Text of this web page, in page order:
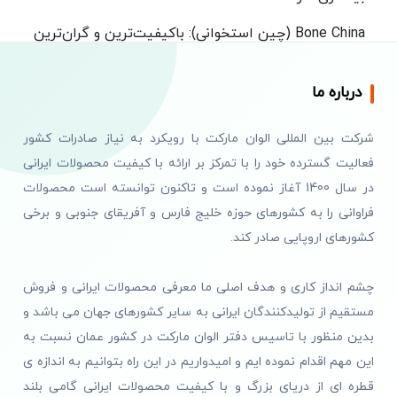
Bone China (چین استخوانی):
باکیفیت‌ترین و گران‌ترین
بسیار سبک است اما خیلی سخت و مقاوم است.
Porcelain (پرسلیه):
کیفیت بالا، رنگ سفید تیره و
درخشش طبیعی. مناسب استفاده روزانه و مهمانی‌ها.
ارزان‌تر از Bone China.
سرویس غذا خوری سرامیکی —
گرم و صمیمی
سرویس سرامیکی ظاهر گرم و صمیمی دارد و برای
استفاده روزانه مناسب‌تر است. سرامیک مقاومت خوبی در
برابر ضربه دارد و طرح‌ها و رنگ‌های متنوعی دارد. مدل‌های
هندسی و طرح‌های انتزاعی محبوبیت بیشتری دارند.
سرامیک سنگین:ضخیم‌تر و مقاوم‌تر، مناسب استفاده
درباره ما
شرکت بین المللی الوان مارکت با رویکرد به نیاز صادرات کشور
فعالیت گسترده خود را با تمرکز بر ارائه با کیفیت محصولات ایرانی
در سال 1400 آغاز نموده است و تاکنون توانسته است محصولات
فراوانی را به کشورهای حوزه خلیج فارس و آفریقای جنوبی و برخی
کشورهای اروپایی صادر کند.
چشم انداز کاری و هدف اصلی ما معرفی محصولات ایرانی و فروش
مستقیم از تولیدکنندگان ایرانی به سایر کشورهای جهان می باشد و
بدین منظور با تاسیس دفتر الوان مارکت در کشور عمان نسبت به
این مهم اقدام نموده ایم و امیدواریم در این راه بتوانیم به اندازه ی
قطره ای از دریای بزرگ و با کیفیت محصولات ایرانی گامی بلند